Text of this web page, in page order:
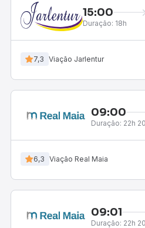
15:00
Duração: 18h
7,3 Viação Jarlentur
09:00
Duração: 22h
6,3 Viação Real Maia
09:01
Duração: 22h